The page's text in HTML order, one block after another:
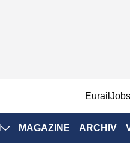
EurailJobs
MAGAZINE ARCHIV